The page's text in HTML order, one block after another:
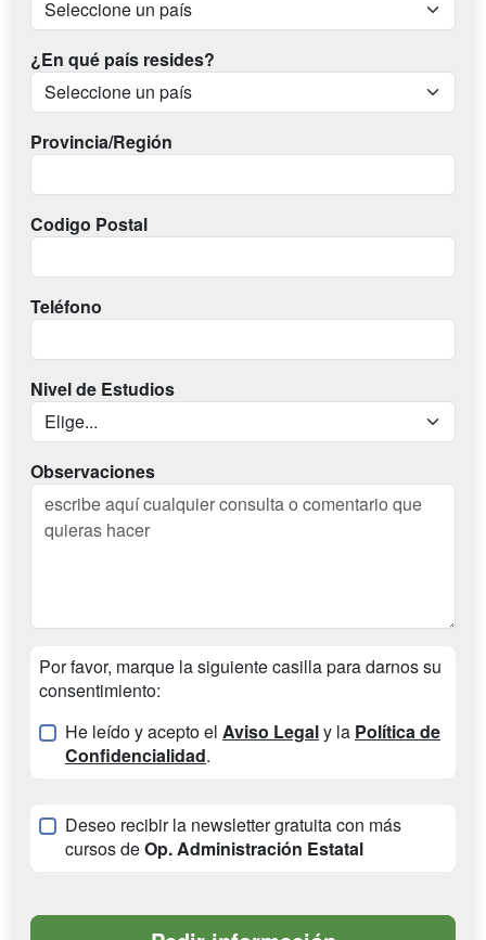
¿En qué país resides?
Provincia/Región
Codigo Postal
Teléfono
Nivel de Estudios
Observaciones
Por favor, marque la siguiente casilla para darnos su
consentimiento:
He leído y acepto el Aviso Legaly la Política de
Confidencialidad.
Deseo recibir la newsletter gratuita con más
cursos deOp. Administración Estatal